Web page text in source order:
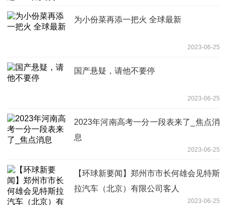
为小份菜再添一把火 全球最新
2023-06-25
国产悬疑，请他不要停
2023-06-25
2023年河南高考一分一段表来了_焦点消
息
2023-06-25
【环球新要闻】郑州市市长何雄会见特斯
拉汽车（北京）有限公司客人
2023-06-25